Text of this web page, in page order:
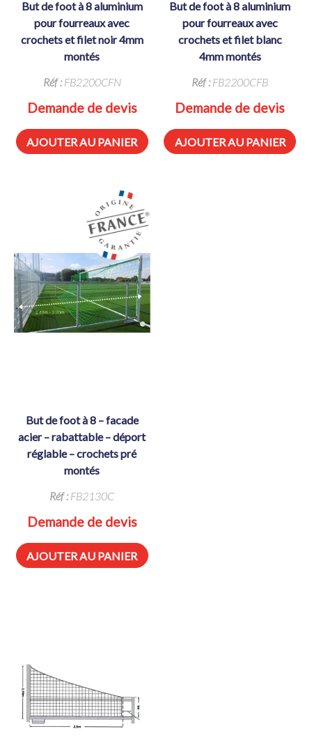
but de foot à 8 aluminium
pour fourreaux avec
crochets et filet noir 4mm
montés
Réf :FB2200CFN
Demande de devis
AJOUTER AU PANIER
but de foot à 8 aluminium
pour fourreaux avec
crochets et filet blanc
4mm montés
Réf :FB2200CFB
Demande de devis
AJOUTER AU PANIER
but de foot à 8 – facade
acier – rabattable – déport
réglable – crochets pré
montés
Réf :FB2130C
Demande de devis
AJOUTER AU PANIER